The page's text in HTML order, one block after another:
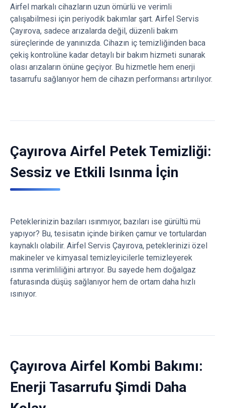
Airfel markalı cihazların uzun ömürlü ve verimli
çalışabilmesi için periyodik bakımlar şart. Airfel Servis
Çayırova, sadece arızalarda değil, düzenli bakım
süreçlerinde de yanınızda. Cihazın iç temizliğinden baca
çekiş kontrolüne kadar detaylı bir bakım hizmeti sunarak
olası arızaların önüne geçiyor. Bu hizmetle hem enerji
tasarrufu sağlanıyor hem de cihazın performansı artırılıyor.
Çayırova Airfel Petek Temizliği:
Sessiz ve Etkili Isınma İçin
Peteklerinizin bazıları ısınmıyor, bazıları ise gürültü mü
yapıyor? Bu, tesisatın içinde biriken çamur ve tortulardan
kaynaklı olabilir. Airfel Servis Çayırova, peteklerinizi özel
makineler ve kimyasal temizleyicilerle temizleyerek
ısınma verimliliğini artırıyor. Bu sayede hem doğalgaz
faturasında düşüş sağlanıyor hem de ortam daha hızlı
ısınıyor.
Çayırova Airfel Kombi Bakımı:
Enerji Tasarrufu Şimdi Daha